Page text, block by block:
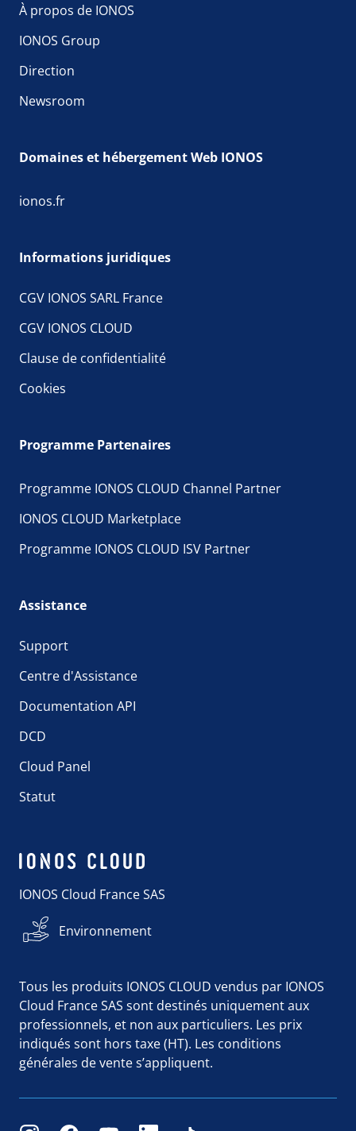
À propos de IONOS
IONOS Group
Direction
Newsroom
Domaines et hébergement Web IONOS
ionos.fr
Informations juridiques
CGV IONOS SARL France
CGV IONOS CLOUD
Clause de confidentialité
Cookies
Programme Partenaires
Programme IONOS CLOUD Channel Partner
IONOS CLOUD Marketplace
Programme IONOS CLOUD ISV Partner
Assistance
Support
Centre d'Assistance
Documentation API
DCD
Cloud Panel
Statut
IONOS Cloud France SAS
Environnement
Tous les produits IONOS CLOUD vendus par IONOS
Cloud France SAS sont destinés uniquement aux
professionnels, et non aux particuliers. Les prix
indiqués sont hors taxe (HT). Les conditions
générales de vente s’appliquent.